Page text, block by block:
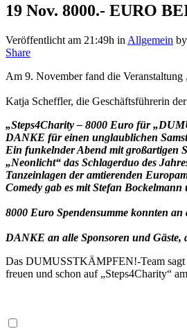
19 Nov. 8000.- EURO
Veröffentlicht am 21:49h in Allgemein by
Share
Am 9. November fand die Veranstaltung
Katja Scheffler, die Geschäftsführerin
„Steps4Charity – 8000 Euro für
DANKE für einen unglaublichen
Ein funkelnder Abend mit großartigen
„Neonlicht“ das Schlagerduo des
Tanzeinlagen der amtierenden
Comedy gab es mit Stefan
8000 Euro Spendensumme konnten
DANKE an alle Sponsoren und Gäste,
Das DUMUSSTKÄMPFEN!-Team sagt
freuen und schon auf „Steps4Charity“